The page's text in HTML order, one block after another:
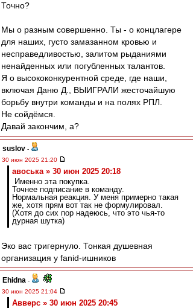
Точно?
Мы о разным совершенно. Ты - о концлагере
для наших, густо замазанном кровью и
несправедливостью, залитом рыданиями
ненайденных или погубленных талантов.
Я о высококонкурентной среде, где наши,
включая Даню Д., ВЫИГРАЛИ жесточайшую
борьбу внутри команды и на полях РПЛ.
Не сойдёмся.
Давай закончим, а?
suslov -
30 июн 2025 21:20
авоська » 30 июн 2025 20:18
Именно эта покупка.
Точнее подписание в команду.
Нормальная реакция. У меня примерно такая
же, хотя прям вот так не формулировал.
(Хотя до сих пор надеюсь, что это чья-то
дурная шутка)
Эко вас тригернуло. Тонкая душевная
организация у fanid-ишников
Ehidna -
30 июн 2025 21:04
Авверс » 30 июн 2025 20:45